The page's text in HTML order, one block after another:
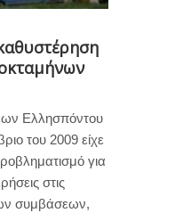
Ελλησπόντου
του 2009 είχε
για
στις
συμβάσεων,